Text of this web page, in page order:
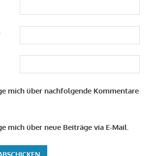
mich über nachfolgende Kommentare
mich über neue Beiträge via E-Mail.